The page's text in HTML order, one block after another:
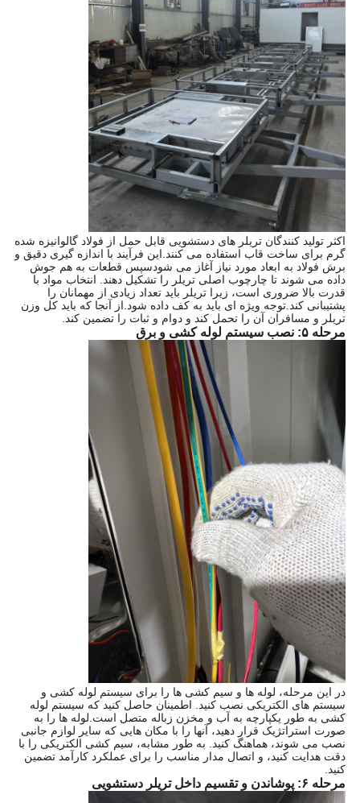
اکثر تولید کنندگان تریلر های دستشویی قابل حمل از فولاد گالوانیزه شده
گرم برای ساخت قاب استفاده می کنند.این فرآیند با اندازه گیری دقیق و
برش فولاد به ابعاد مورد نیاز آغاز می شودسپس قطعات به هم جوش
داده می شوند تا چارچوب اصلی تریلر را تشکیل دهند. انتخاب مواد با
قدرت بالا ضروری است، زیرا تریلر باید تعداد زیادی از مهمانان را
پشتیبانی کند.توجه ویژه ای باید به کف داده شود.از آنجا که باید کل وزن
تریلر و مسافران آن را تحمل کند و دوام و ثبات را تضمین کند.
مرحله ۵: نصب سیستم لوله کشی و برق
در این مرحله، لوله ها و سیم کشی ها را برای سیستم لوله کشی و
سیستم های الکتریکی نصب کنید. اطمینان حاصل کنید که سیستم لوله
کشی به طور یکپارچه به آب و مخزن زباله متصل است.لوله ها را به
صورت استراتژیک قرار دهید، آنها را با مکان هایی که سایر لوازم جانبی
نصب می شوند، هماهنگ کنید. به طور مشابه، سیم کشی الکتریکی را با
دقت هدایت کنید، و اتصال مدار مناسب را برای عملکرد کارآمد تضمین
کنید.
مرحله ۶: پوشاندن و تقسیم داخل تریلر دستشویی